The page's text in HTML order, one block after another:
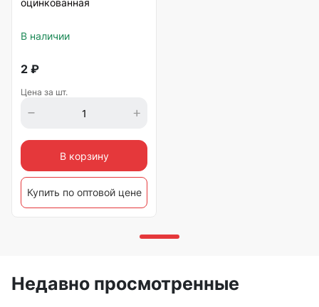
оцинкованная
В наличии
2 ₽
Цена за шт.
В корзину
Купить по оптовой цене
Недавно просмотренные